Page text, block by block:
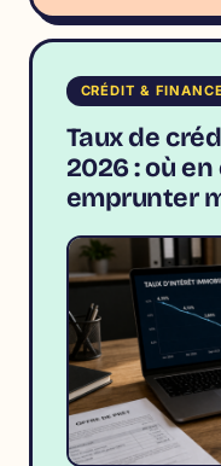
CRÉDIT &
Taux de
2026 : où
emprunter